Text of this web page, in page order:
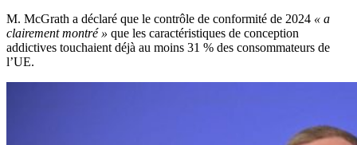
M. McGrath a déclaré que le contrôle de conformité de 2024 « a
clairement montré » que les caractéristiques de conception
addictives touchaient déjà au moins 31 % des consommateurs de
l’UE.